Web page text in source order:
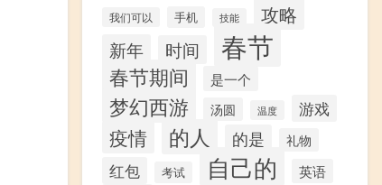
我们可以 手机 技能 攻略
新年 时间 春节
春节期间 是一个
梦幻西游 汤圆 温度 游戏
疫情 的人 的是 礼物
红包 考试 自己的 英语